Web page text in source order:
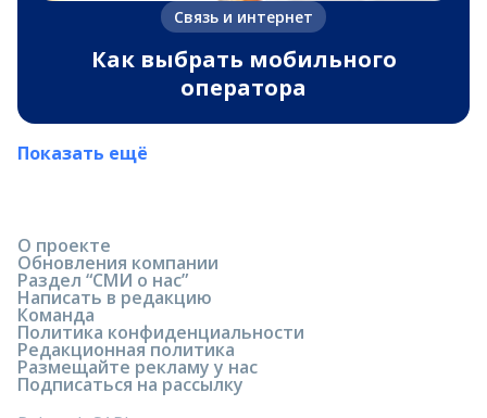
Связь и интернет
Как выбрать мобильного
оператора
Показать ещё
О проекте
Обновления компании
Раздел “СМИ о нас”
Написать в редакцию
Команда
Политика конфиденциальности
Редакционная политика
Размещайте рекламу у нас
Подписаться на рассылку